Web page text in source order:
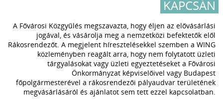
KAPCSÁN
A Fővárosi Közgyűlés megszavazta, hogy éljen az elővásárlási
jogával, és vásárolja meg a nemzetközi befektetők elől
Rákosrendezőt. A megjelent híresztelésekkel szemben a WING
közleményben reagált arra, hogy nem folytatott üzleti
tárgyalásokat vagy üzleti egyeztetéseket a Fővárosi
Önkormányzat képviselőivel vagy Budapest
főpolgármesterével a rákosrendezői pályaudvar területének
megvásárlásáról és ajánlatot sem tett ezzel kapcsolatban.